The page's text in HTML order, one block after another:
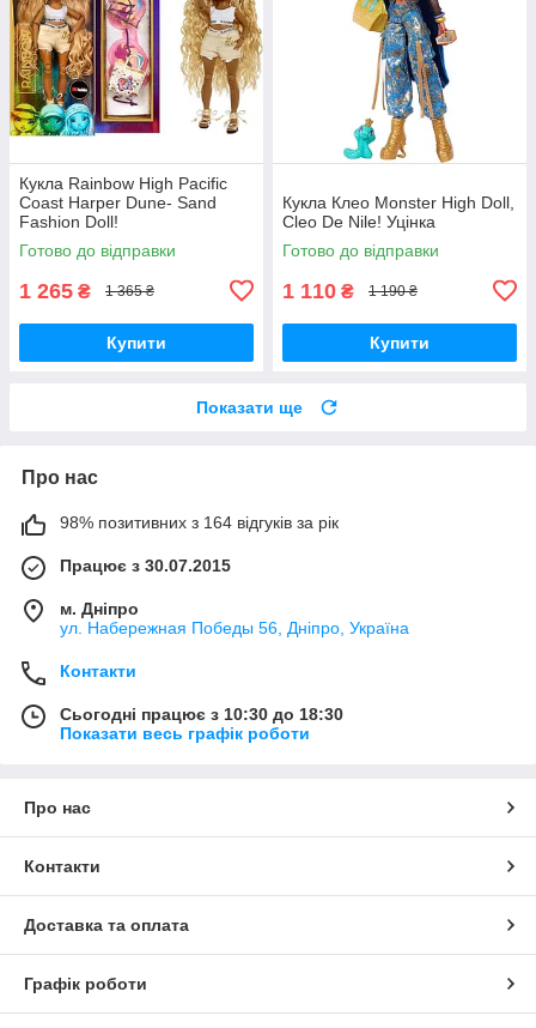
Кукла Rainbow High Pacific
Coast Harper Dune- Sand
Fashion Doll!
Готово до відправки
1 265 ₴ 1 365 ₴
Купити
Кукла Клео Monster High Doll,
Cleo De Nile! Уцінка
Готово до відправки
1 110 ₴ 1 190 ₴
Купити
Показати ще
Про нас
98% позитивних з 164 відгуків за рік
Працює з 30.07.2015
м. Дніпро
ул. Набережная Победы 56, Дніпро, Україна
Контакти
Сьогодні працює з 10:30 до 18:30
Показати весь графік роботи
Про нас
Контакти
Доставка та оплата
Графік роботи